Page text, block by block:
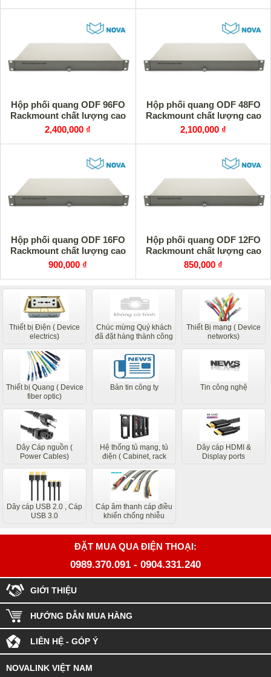
Hộp phối quang ODF 96FO
Rackmount chất lượng cao
2,400,000 ₫
Hộp phối quang ODF 48FO
Rackmount chất lượng cao
2,100,000 ₫
Hộp phối quang ODF 16FO
Rackmount chất lượng cao
900,000 ₫
Hộp phối quang ODF 12FO
Rackmount chất lượng cao
850,000 ₫
Thiết bị Điện ( Device
electrics)
Chúc mừng Quý khách
đã đặt hàng thành công
của chúng tôi sẽ liên hệ
sớm nhất
Thiết Bị mạng ( Device
networks)
Thiết bị Quang ( Device
fiber optic)
Bản tin công ty Tin công nghệ
Dây Cáp nguồn (
Power Cables)
Hệ thống tủ mạng, tủ
điện ( Cabinet, rack
Dây cáp HDMI &
Display ports
Dây cáp USB 2.0 , Cáp
USB 3.0
Cáp âm thanh cáp điều
khiển chống nhiễu
ĐẶT MUA QUA ĐIỆN THOẠI:
0989.370.091 - 0904.331.240
GIỚI THIỆU
HƯỚNG DẪN MUA HÀNG
LIÊN HỆ - GÓP Ý
NOVALINK VIỆT NAM